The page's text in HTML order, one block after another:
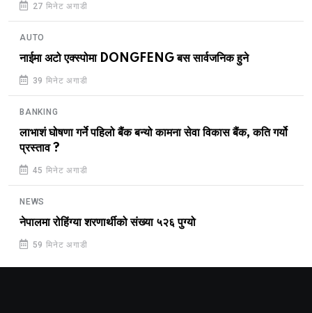
27 मिनेट अगाडी
AUTO
नाईमा अटो एक्स्पोमा DONGFENG बस सार्वजनिक हुने
39 मिनेट अगाडी
BANKING
लाभाशं घोषणा गर्ने पहिलो बैंक बन्यो कामना सेवा विकास बैंक, कति गर्यो
प्रस्ताव ?
45 मिनेट अगाडी
NEWS
नेपालमा रोहिंग्या शरणार्थीको संख्या ५२६ पुग्यो
59 मिनेट अगाडी